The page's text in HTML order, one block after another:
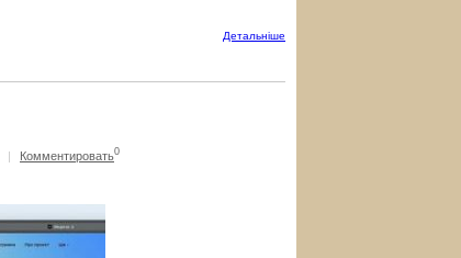
Детальнiше
Комментировать0